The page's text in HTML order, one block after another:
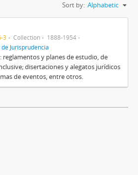
Sort by: Alphabetic
3 Collection
1888-1954
Jurisprudencia
y planes de estudio, de
disertaciones y alegatos jurídicos
de eventos, entre otros.